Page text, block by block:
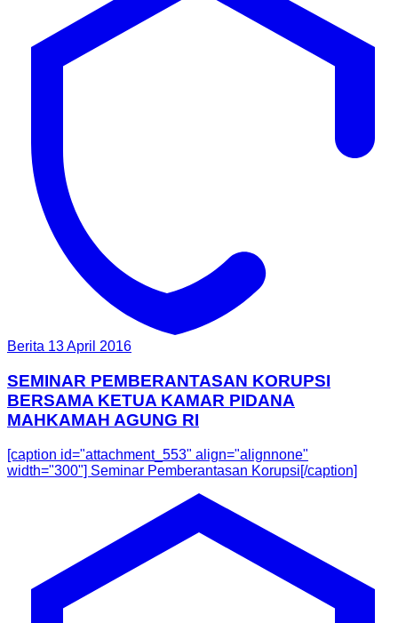
Berita 13 April 2016
SEMINAR PEMBERANTASAN KORUPSI
BERSAMA KETUA KAMAR PIDANA
MAHKAMAH AGUNG RI
[caption id="attachment_553" align="alignnone"
width="300"] Seminar Pemberantasan Korupsi[/caption]